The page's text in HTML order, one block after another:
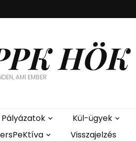
HÖK
AMI EMBER
Pályázatok Kül-ügyek
Visszajelzés